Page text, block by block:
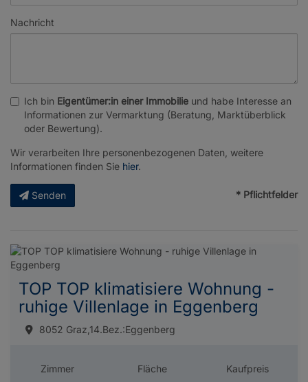
Nachricht
Ich bin Eigentümer:in einer Immobilie und habe Interesse an
Informationen zur Vermarktung (Beratung, Marktüberblick
oder Bewertung).
Wir verarbeiten Ihre personenbezogenen Daten, weitere
Informationen finden Sie hier.
Senden * Pflichtfelder
TOP TOP klimatisiere Wohnung -
ruhige Villenlage in Eggenberg
8052 Graz,14.Bez.:Eggenberg
Zimmer
Fläche
Kaufpreis